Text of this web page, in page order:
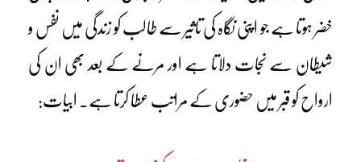
خضر ہوتا ہے جو اپنی نگاہ کی تاثیر سے طالب کو زندگی میں نفس و
شیطان سے نجات دلاتا ہے اور مرنے کے بعد بھی ان کی
ارواح کو قبر میں حضوری کے مراتب عطا کرتا ہے۔ ابیات: